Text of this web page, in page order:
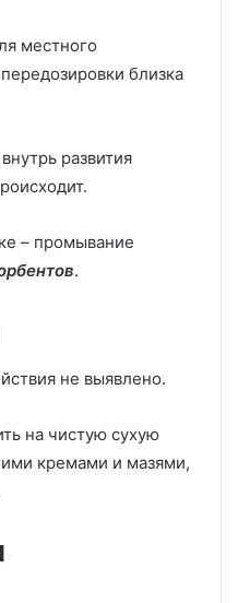
местного
близка
развития
– промывание
.
не выявлено.
на чистую сухую
кремами и мазями,